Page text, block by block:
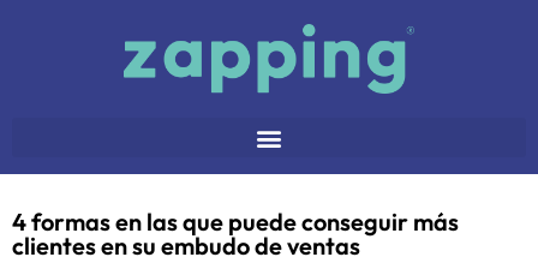
4 formas en las que puede conseguir más
clientes en su embudo de ventas